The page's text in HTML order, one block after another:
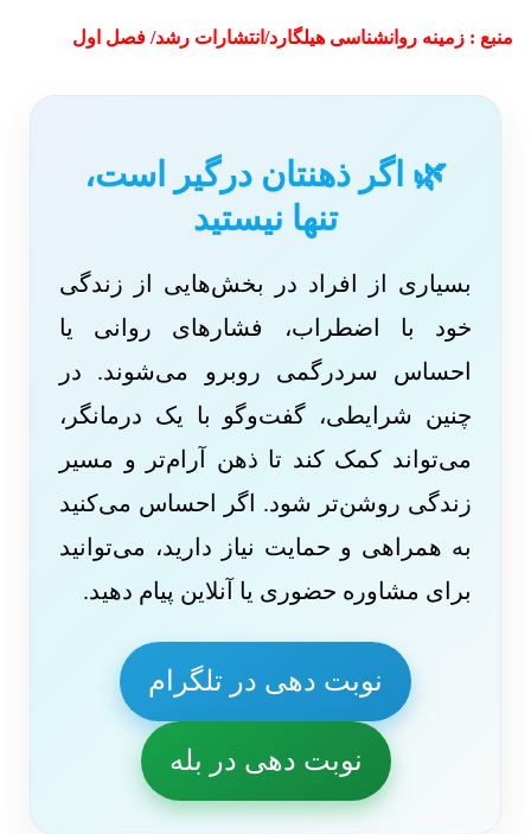
منبع : زمینه روانشناسی هیلگارد/انتشارات رشد/ فصل اول
🌿 اگر ذهنتان درگیر است،
تنها نیستید
بسیاری از افراد در بخش‌هایی از زندگی
خود با اضطراب، فشارهای روانی یا
احساس سردرگمی روبرو می‌شوند. در
چنین شرایطی، گفت‌وگو با یک درمانگر،
می‌تواند کمک کند تا ذهن آرام‌تر و مسیر
زندگی روشن‌تر شود. اگر احساس می‌کنید
به همراهی و حمایت نیاز دارید، می‌توانید
برای مشاوره حضوری یا آنلاین پیام دهید.
نوبت دهی در تلگرام
نوبت دهی در بله